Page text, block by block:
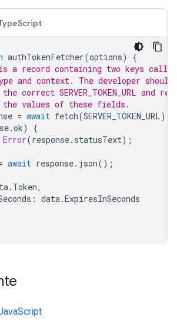
authTokenFetcher(options)
{
a record containing two keys called
and context. The developer should
correct SERVER_TOKEN_URL and
the values of these fields.
= await fetch(SERVER_TOKEN_URL);
.ok)
{
Error(response. statusText);
await response. json();
. Token,
: data.ExpiresInSeconds